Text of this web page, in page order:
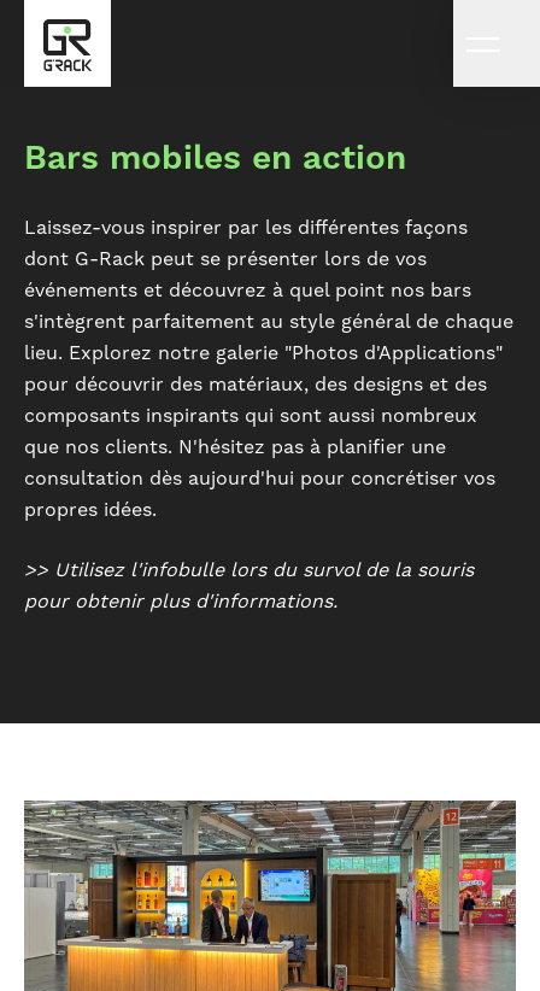
Bars mobiles en action
Laissez-vous inspirer par les différentes façons
dont G-Rack peut se présenter lors de vos
événements et découvrez à quel point nos bars
s'intègrent parfaitement au style général de chaque
lieu. Explorez notre galerie "Photos d'Applications"
pour découvrir des matériaux, des designs et des
composants inspirants qui sont aussi nombreux
que nos clients. N'hésitez pas à planifier une
consultation dès aujourd'hui pour concrétiser vos
propres idées.
>> Utilisez l'infobulle lors du survol de la souris
pour obtenir plus d'informations.